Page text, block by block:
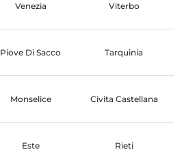
Venezia Viterbo
Piove Di Sacco Tarquinia
Monselice Civita Castellana
Este Rieti